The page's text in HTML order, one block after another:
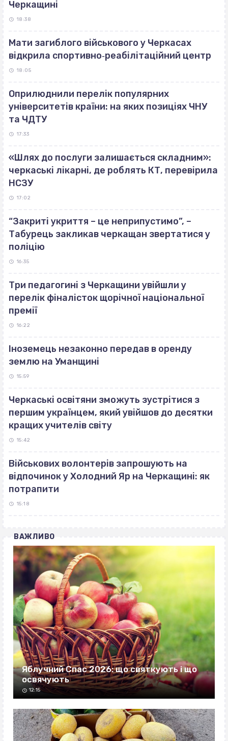
Черкащині
18:38
Мати загиблого військового у Черкасах
відкрила спортивно‐реабілітаційний центр
18:05
Оприлюднили перелік популярних
університетів країни: на яких позиціях ЧНУ
та ЧДТУ
17:33
«Шлях до послуги залишається складним»:
черкаські лікарні, де роблять КТ, перевірила
НСЗУ
17:02
“Закриті укриття – це неприпустимо”, –
Табурець закликав черкащан звертатися у
поліцію
16:35
Три педагогині з Черкащини увійшли у
перелік фіналісток щорічної національної
премії
16:22
Іноземець незаконно передав в оренду
землю на Уманщині
15:59
Черкаські освітяни зможуть зустрітися з
першим українцем, який увійшов до десятки
кращих учителів світу
15:42
Військових волонтерів запрошують на
відпочинок у Холодний Яр на Черкащині: як
потрапити
15:18
ВАЖЛИВО
Яблучний Спас 2026: що святкують і що
освячують
12:15